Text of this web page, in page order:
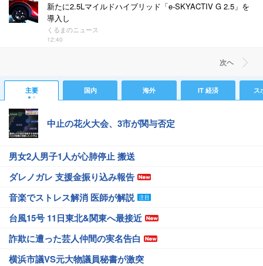
新たに2.5Lマイルドハイブリッド「e-SKYACTIV G 2.5」を
導入し
くるまのニュース
12:40
次ヘ
主要 国内 海外 IT 経済 ス
中止の花火大会、3市が関与否定
男女2人男子1人が心肺停止 搬送
ダレノガレ 支援金振り込み報告
音楽でストレス解消 医師が解説
台風15号 11日東北&関東へ最接近
詐欺に遭った芸人仲間の実名告白
横浜市議VS元大物議員秘書が激突